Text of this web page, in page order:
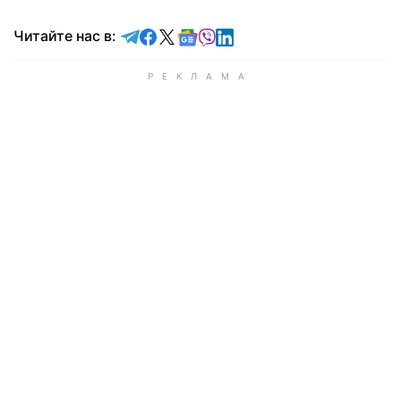
Читайте нас в: Читайте в Telegram
Читайте в Facebook
Читайте в X
Читайте в Google news
Читайте в Viber
Читайте в LinkedIn